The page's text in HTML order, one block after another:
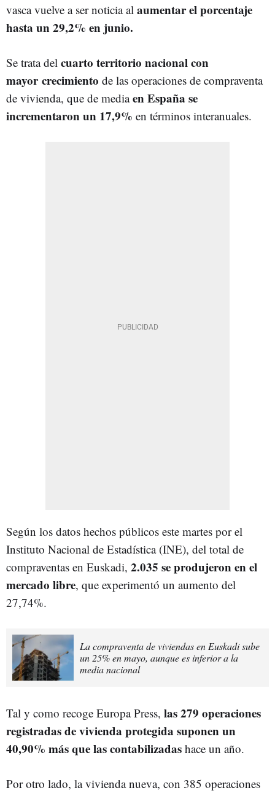
vasca vuelve a ser noticia al aumentar el porcentaje
hasta un 29,2% en junio.
Se trata del cuarto territorio nacional con
mayorcrecimiento de las operaciones de compraventa
de vivienda, que de mediaen España se
incrementaron un 17,9% en términos interanuales.
Según los datos hechos públicos este martes por el
Instituto Nacional de Estadística (INE), del total de
compraventas en Euskadi, 2.035 se produjeron en el
mercado libre, que experimentó un aumento del
27,74%.
La compraventa de viviendas en Euskadi sube
un 25% en mayo, aunque es inferior a la
media nacional
Tal y como recoge Europa Press, las 279 operaciones
registradas de vivienda protegida suponen un
40,90% más que las contabilizadas hace un año.
Por otro lado, la vivienda nueva, con 385 operaciones